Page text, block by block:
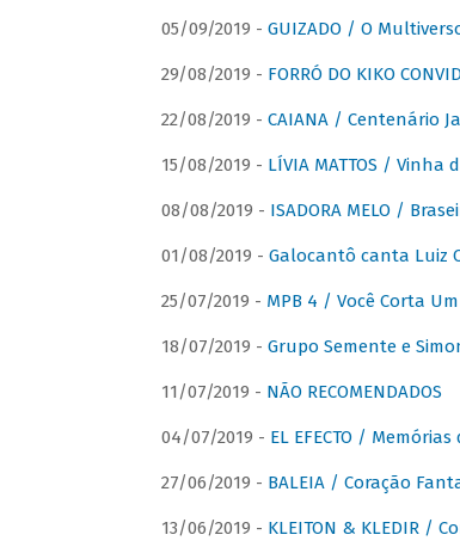
05/09/2019 - GUIZADO / O
29/08/2019 - FORRÓ DO KIKO
22/08/2019 - CAIANA / Centenário
15/08/2019 - LÍVIA MATTOS / Vinha
08/08/2019 - ISADORA MELO /
01/08/2019 - Galocantô canta Luiz
25/07/2019 - MPB 4 / Você Corta
18/07/2019 - Grupo Semente e
11/07/2019 - NÃO RECOMENDADOS
04/07/2019 - EL EFECTO / Memórias
27/06/2019 - BALEIA / Coração
13/06/2019 - KLEITON & KLEDIR /